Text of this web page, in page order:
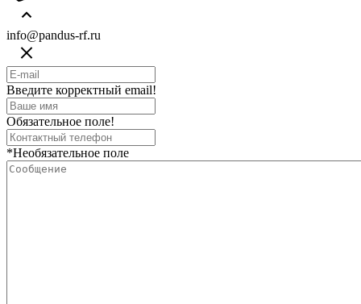
info@pandus-rf.ru
Введите корректный email!
Обязательное поле!
*Необязательное поле